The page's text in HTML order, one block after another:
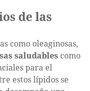
de las
como oleaginosas,
saludables como
para el
estos lípidos se